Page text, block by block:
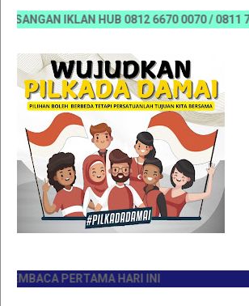
IKLAN HUB 0812 6670 0070 / 0811
PERTAMA HARI INI